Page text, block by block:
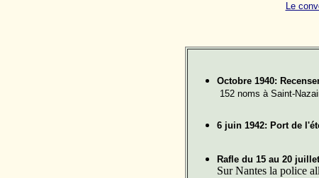
Le
Octobre 1940:
152 noms à Saint-
6 juin 1942: Port de
Rafle du 15 au 20
Sur Nantes la police